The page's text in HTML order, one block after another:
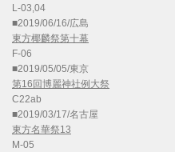
L-03,04
■2019/06/16/広島
東方椰麟祭第十幕
F-06
■2019/05/05/東京
第16回博麗神社例大祭
C22ab
■2019/03/17/名古屋
東方名華祭13
M-05